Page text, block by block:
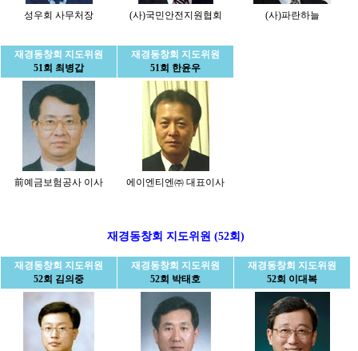
성우회 사무처장 (사)국민안전지원협회 (사)파란하늘
재경동창회 지도위원
51회 최병갑
재경동창회 지도위원
51회 한윤우
前예금보험공사 이사 에이엔티엔㈜ 대표이사
재경동창회 지도위원 (52회)
재경동창회 지도위원
52회 김의중
재경동창회 지도위원
52회 박태호
재경동창회 지도위원
52회 이대복